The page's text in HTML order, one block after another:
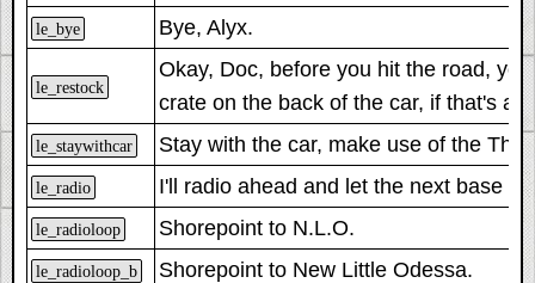
le_bye Bye, Alyx.
le_restock
Okay, Doc, before you hit the road,
crate on the back of the car, if that's
le_staywithcar Stay with the car, make use of the
le_radio I'll radio ahead and let the next base
le_radioloop Shorepoint to N.L.O.
le_radioloop_b Shorepoint to New Little Odessa.